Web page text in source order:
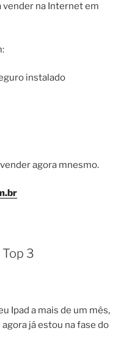
vender na Internet em
instalado
agora mnesmo.
3
Ipad a mais de um mês,
já estou na fase do